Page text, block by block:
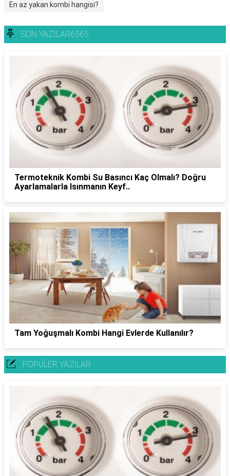
En az yakan kombi hangisi?
SON YAZILAR6565
Termoteknik Kombi Su Basıncı Kaç Olmalı? Doğru
Ayarlamalarla Isınmanın Keyf..
Tam Yoğuşmalı Kombi Hangi Evlerde Kullanılır?
POPÜLER YAZILAR